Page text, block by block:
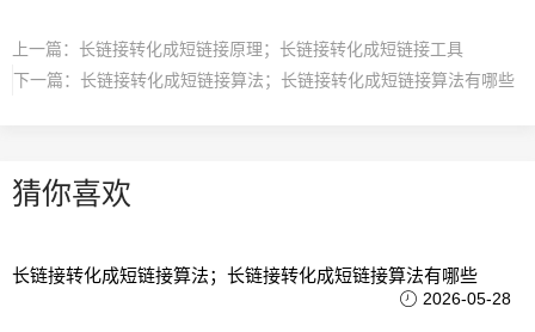
上一篇： 长链接转化成短链接原理；长链接转化成短链接工具
下一篇： 长链接转化成短链接算法；长链接转化成短链接算法有哪些
猜你喜欢
长链接转化成短链接算法；长链接转化成短链接算法有哪些
2026-05-28